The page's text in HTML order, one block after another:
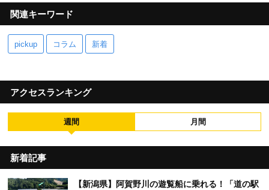
関連キーワード
pickup コラム 新着
アクセスランキング
週間 月間
新着記事
【新潟県】阿賀野川の遊覧船に乗れる！「道の駅